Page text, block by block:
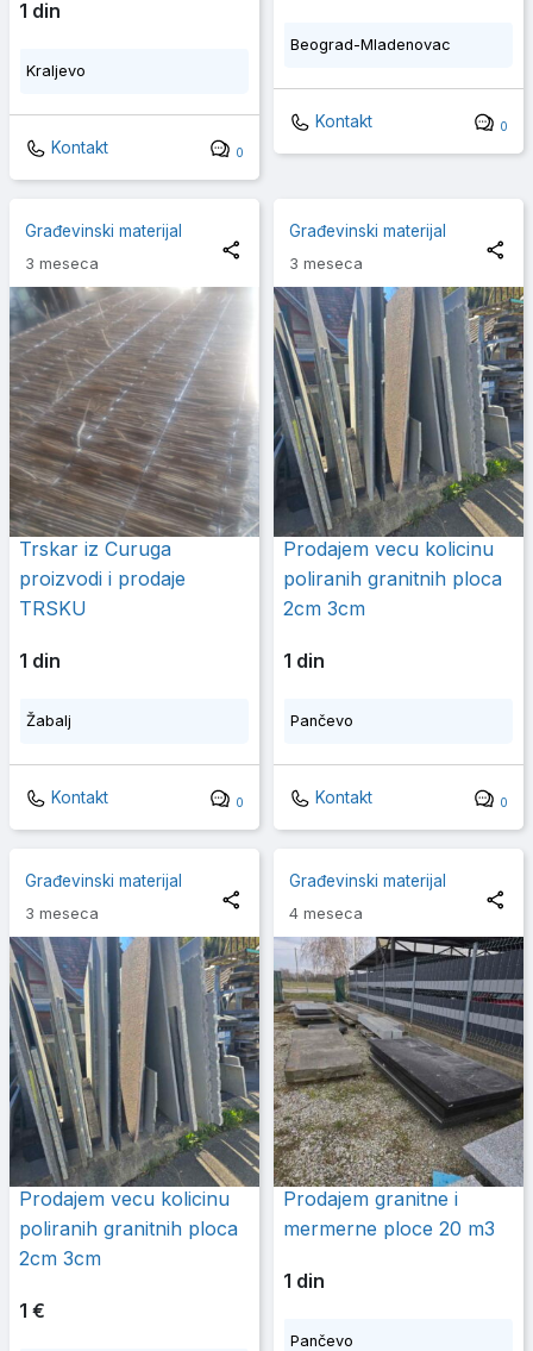
1 din
Kraljevo
Kontakt 0
Beograd-Mladenovac
Kontakt 0
Građevinski materijal
3 meseca
Trskar iz Curuga
proizvodi i prodaje
TRSKU
1 din
Žabalj
Kontakt 0
Građevinski materijal
3 meseca
Prodajem vecu kolicinu
poliranih granitnih ploca
2cm 3cm
1 din
Pančevo
Kontakt 0
Građevinski materijal
3 meseca
Prodajem vecu kolicinu
poliranih granitnih ploca
2cm 3cm
1 €
Građevinski materijal
4 meseca
Prodajem granitne i
mermerne ploce 20 m3
1 din
Pančevo